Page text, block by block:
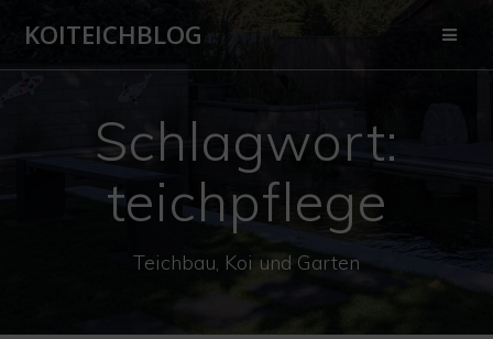
Inhalt
KOITEICHBLOG
Schlagwort:
teichpflege
Teichbau, Koi und Garten